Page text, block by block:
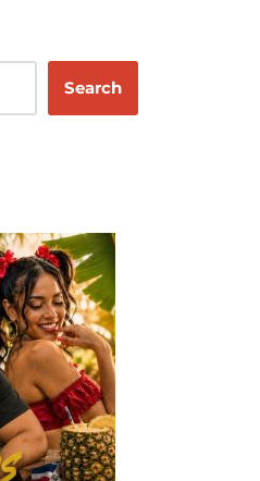
Search